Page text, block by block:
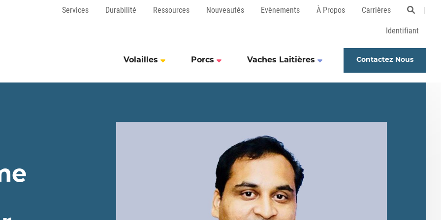
Services Durabilité Ressources Nouveautés Evènements À Propos Carrières
Identifiant
Volailles Porcs Vaches Laitières Contactez Nous